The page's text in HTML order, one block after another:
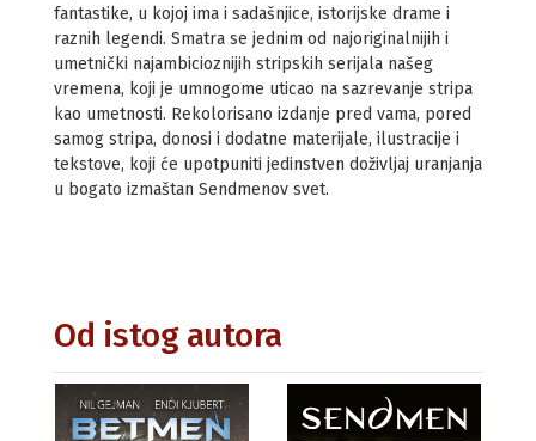
fantastike, u kojoj ima i sadašnjice, istorijske drame i
raznih legendi. Smatra se jednim od najoriginalnijih i
umetnički najambicioznijih stripskih serijala našeg
vremena, koji je umnogome uticao na sazrevanje stripa
kao umetnosti. Rekolorisano izdanje pred vama, pored
samog stripa, donosi i dodatne materijale, ilustracije i
tekstove, koji će upotpuniti jedinstven doživljaj uranjanja
u bogato izmaštan Sendmenov svet.
Od istog autora